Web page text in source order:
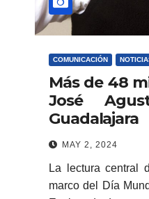
COMUNICACIÓN
Más de 48
José
Guadalajara
MAY 2, 2024
La lectura central
marco del Día